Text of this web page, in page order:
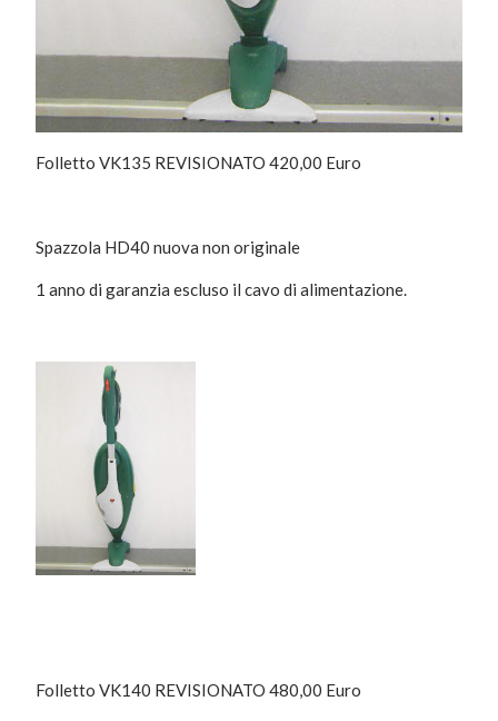
Folletto VK135 REVISIONATO 420,00 Euro
Spazzola HD40 nuova non originale
1 anno di garanzia escluso il cavo di alimentazione.
Folletto VK140 REVISIONATO 480,00 Euro